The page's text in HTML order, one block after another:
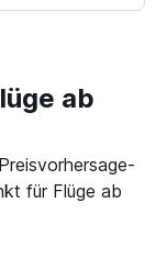
ab
für Flüge ab